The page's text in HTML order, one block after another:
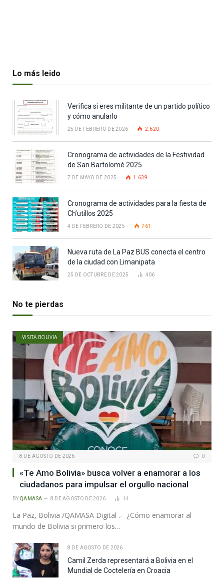
Lo más leido
Verifica si eres militante de un partido político
y cómo anularlo
25 DE FEBRERO DE 2026 2.620
Cronograma de actividades de la Festividad
de San Bartolomé 2025
7 DE MAYO DE 2025 1.639
Cronograma de actividades para la fiesta de
Ch’utillos 2025
4 DE FEBRERO DE 2025 761
Nueva ruta de La Paz BUS conecta el centro
de la ciudad con Limanipata
25 DE OCTUBRE DE 2025 406
No te pierdas
VISITA BOLIVIA
8 DE AGOSTO DE 2026 0
«Te Amo Bolivia» busca volver a enamorar a los
ciudadanos para impulsar el orgullo nacional
BY QAMASA 8 DE AGOSTO DE 2026 14
La Paz, Bolivia /QAMASA Digital .- ¿Cómo enamorar al
mundo de Bolivia si primero los…
8 DE AGOSTO DE 2026
Camil Zerda representará a Bolivia en el
Mundial de Coctelería en Croacia